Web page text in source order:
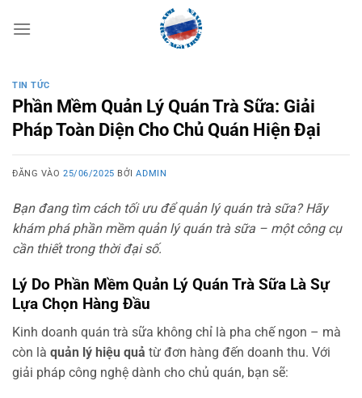
qua
TIN TỨC
Phần Mềm Quản Lý Quán Trà Sữa: Giải
Pháp Toàn Diện Cho Chủ Quán Hiện Đại
ĐĂNG VÀO25/06/2025 BỞIADMIN
Bạn đang tìm cách tối ưu để quản lý quán trà sữa? Hãy
khám phá phần mềm quản lý quán trà sữa – một công cụ
cần thiết trong thời đại số.
Lý Do Phần Mềm Quản Lý Quán Trà Sữa Là Sự
Lựa Chọn Hàng Đầu
Kinh doanh quán trà sữa không chỉ là pha chế ngon – mà
còn là quản lý hiệu quả từ đơn hàng đến doanh thu. Với
giải pháp công nghệ dành cho chủ quán, bạn sẽ: